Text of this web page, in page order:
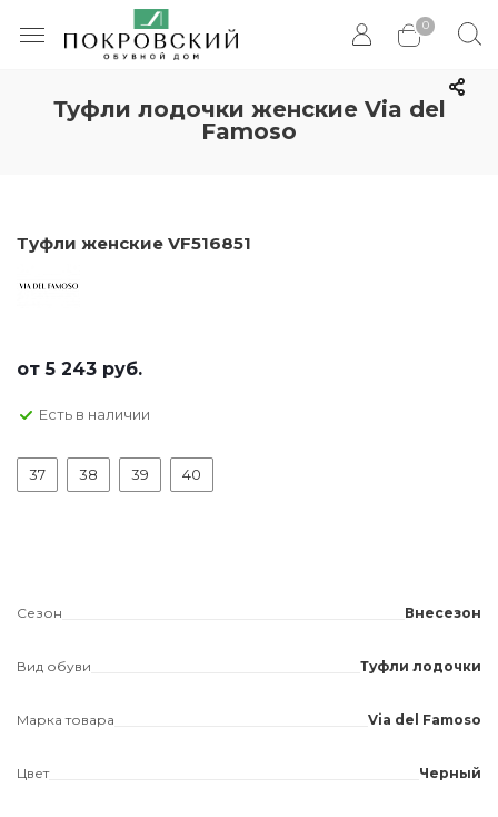
0
Туфли лодочки женские Via del
Famoso
Туфли женские VF516851
от5 243 руб.
Есть в наличии
37 38 39 40
Сезон Внесезон
Вид обуви Туфли лодочки
Марка товара Via del Famoso
Цвет Черный